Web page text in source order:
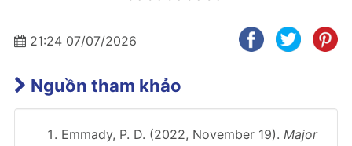
21:24 07/07/2026
Nguồn tham khảo
Emmady, P. D. (2022, November 19). Major